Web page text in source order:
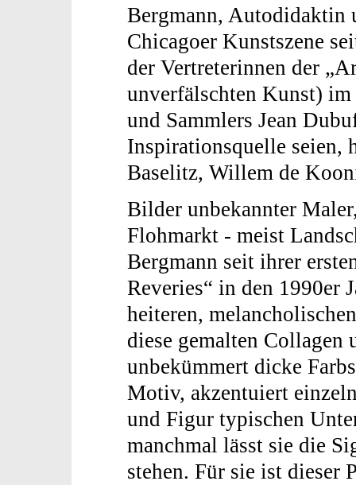
Bergmann, Autodidaktin
Chicagoer Kunstszene
der Vertreterinnen der
unverfälschten Kunst) im
und Sammlers Jean
Inspirationsquelle seien,
Baselitz, Willem de
Bilder unbekannter
Flohmarkt - meist
Bergmann seit ihrer
Reveries“ in den 1990er
heiteren,
diese gemalten
unbekümmert dicke
Motiv, akzentuiert
und Figur typischen
manchmal lässt sie die
stehen. Für sie ist dieser